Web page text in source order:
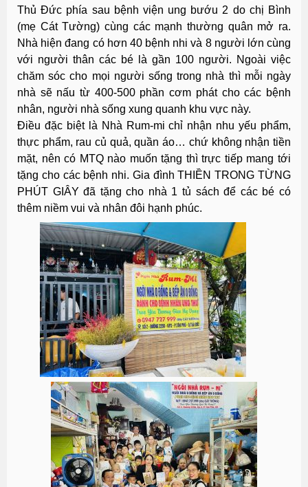
Thủ Đức phía sau bệnh viện ung bướu 2 do chị Bình
(mẹ Cát Tường) cùng các mạnh thường quân mở ra.
Nhà hiện đang có hơn 40 bệnh nhi và 8 người lớn cùng
với người thân các bé là gần 100 người. Ngoài việc
chăm sóc cho mọi người sống trong nhà thì mỗi ngày
nhà sẽ nấu từ 400-500 phần cơm phát cho các bệnh
nhân, người nhà sống xung quanh khu vực này.
Điều đặc biệt là Nhà Rum-mi chỉ nhận nhu yếu phẩm,
thực phẩm, rau củ quả, quần áo… chứ không nhận tiền
mặt, nên có MTQ nào muốn tặng thì trực tiếp mang tới
tặng cho các bệnh nhi. Gia đình THIỀN TRONG TỪNG
PHÚT GIÂY đã tặng cho nhà 1 tủ sách để các bé có
thêm niềm vui và nhân đôi hạnh phúc.